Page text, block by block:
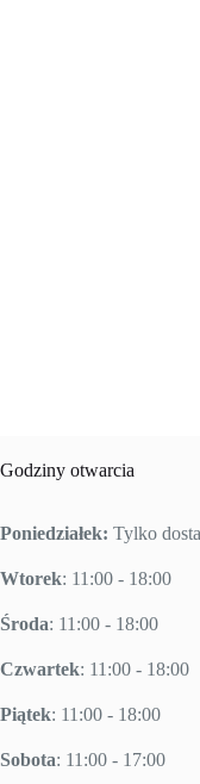
Godziny otwarcia
Poniedziałek: Tylko
Wtorek: 11:00 - 18:00
Środa: 11:00 - 18:00
Czwartek: 11:00 - 18:00
Piątek: 11:00 - 18:00
Sobota: 11:00 - 17:00